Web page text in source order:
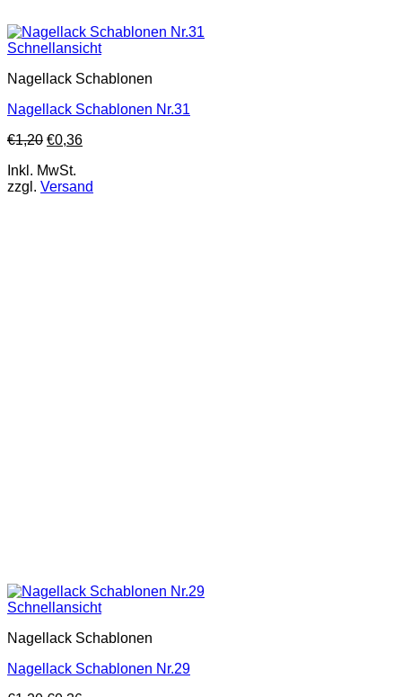
Schnellansicht
Nagellack Schablonen
Nagellack Schablonen Nr.31
€1,20 €0,36
Inkl. MwSt.
zzgl. Versand
Schnellansicht
Nagellack Schablonen
Nagellack Schablonen Nr.29